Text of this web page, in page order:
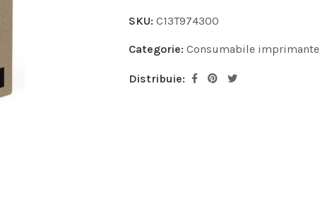
SKU: C13T974300
Categorie: Consumabile imprimante
Distribuie: